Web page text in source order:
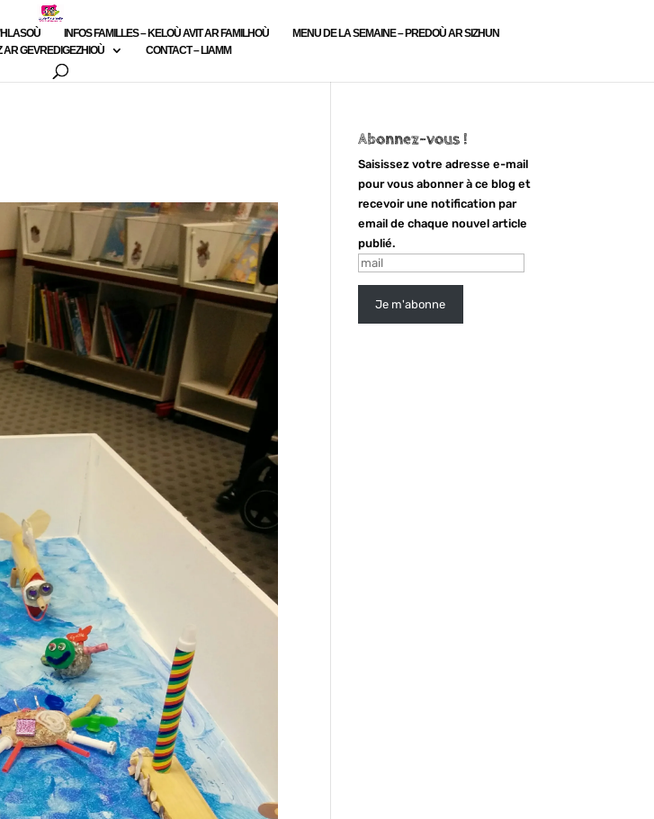
INFOS FAMILLES – KELOÙ AVIT AR FAMILHOÙ
MENU DE LA SEMAINE – PREDOÙ AR SIZHUN
AR GEVREDIGEZHIOÙ
CONTACT – LIAMM
Abonnez-vous !
Saisissez votre adresse e-mail
pour vous abonner à ce blog et
recevoir une notification par
email de chaque nouvel article
publié.
mail
Je m'abonne